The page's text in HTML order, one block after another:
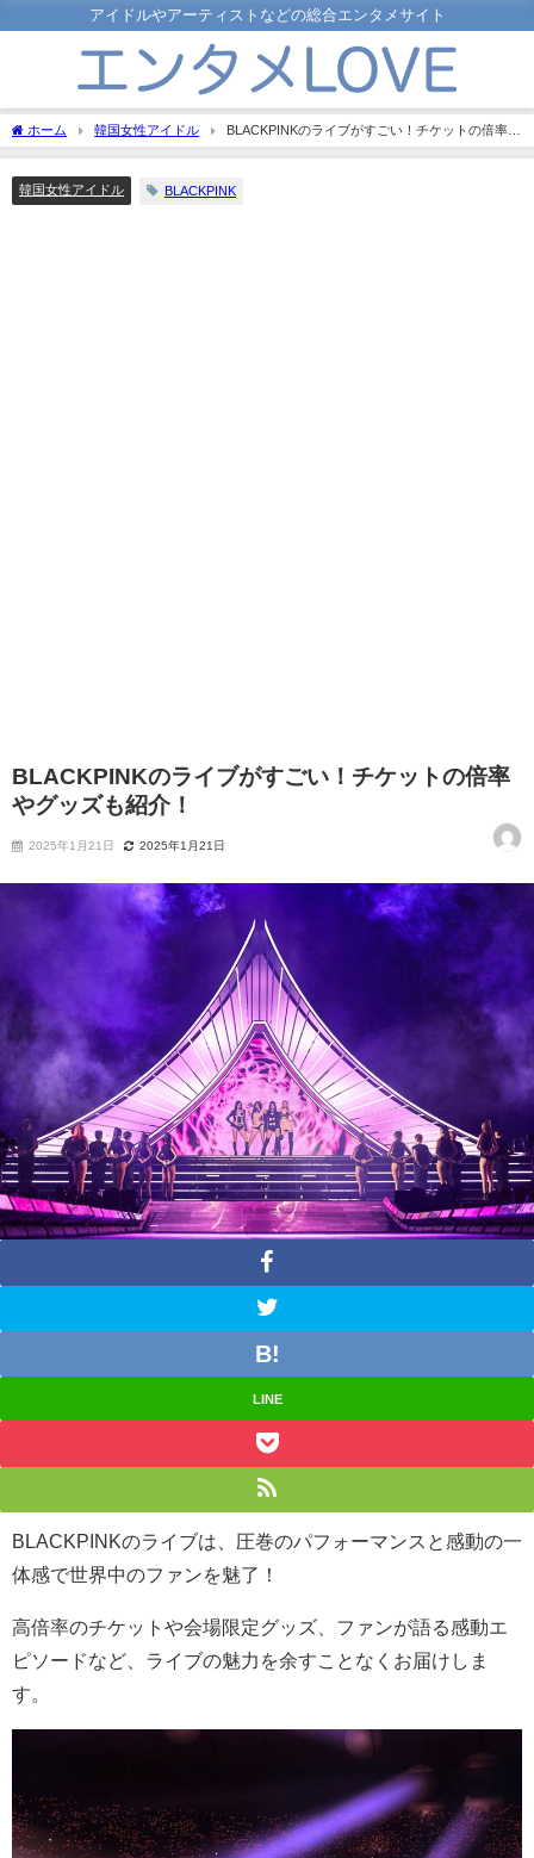
アイドルやアーティストなどの総合エンタメサイト
ホーム 韓国女性アイドル
BLACKPINKのライブがすごい！チケットの倍率や
グッズも紹介！
韓国女性アイドル BLACKPINK
BLACKPINKのライブがすごい！チケットの倍率
やグッズも紹介！
2025年1月21日 2025年1月21日
LINE
BLACKPINKのライブは、圧巻のパフォーマンスと感動の一
体感で世界中のファンを魅了！
高倍率のチケットや会場限定グッズ、ファンが語る感動エ
ピソードなど、ライブの魅力を余すことなくお届けしま
す。